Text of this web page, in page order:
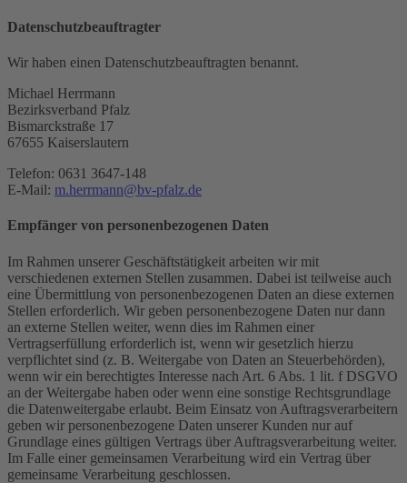
Datenschutz­beauftragter
Wir haben einen Datenschutzbeauftragten benannt.
Michael Herrmann
Bezirksverband Pfalz
Bismarckstraße 17
67655 Kaiserslautern
Telefon: 0631 3647-148
E-Mail: m.herrmann@bv-pfalz.de
Empfänger von personenbezogenen Daten
Im Rahmen unserer Geschäftstätigkeit arbeiten wir mit
verschiedenen externen Stellen zusammen. Dabei ist teilweise auch
eine Übermittlung von personenbezogenen Daten an diese externen
Stellen erforderlich. Wir geben personenbezogene Daten nur dann
an externe Stellen weiter, wenn dies im Rahmen einer
Vertragserfüllung erforderlich ist, wenn wir gesetzlich hierzu
verpflichtet sind (z. B. Weitergabe von Daten an Steuerbehörden),
wenn wir ein berechtigtes Interesse nach Art. 6 Abs. 1 lit. f DSGVO
an der Weitergabe haben oder wenn eine sonstige Rechtsgrundlage
die Datenweitergabe erlaubt. Beim Einsatz von Auftragsverarbeitern
geben wir personenbezogene Daten unserer Kunden nur auf
Grundlage eines gültigen Vertrags über Auftragsverarbeitung weiter.
Im Falle einer gemeinsamen Verarbeitung wird ein Vertrag über
gemeinsame Verarbeitung geschlossen.